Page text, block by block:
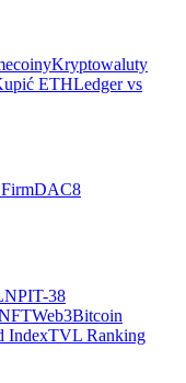
Kryptowaluty
ETHLedger vs
DAC8
PIT-38
Web3Bitcoin
IndexTVL Ranking